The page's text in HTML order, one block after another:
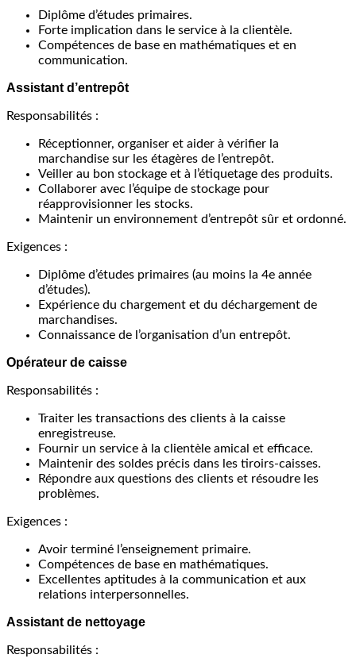
Diplôme d’études primaires.
Forte implication dans le service à la clientèle.
Compétences de base en mathématiques et en
communication.
Assistant d’entrepôt
Responsabilités :
Réceptionner, organiser et aider à vérifier la
marchandise sur les étagères de l’entrepôt.
Veiller au bon stockage et à l’étiquetage des produits.
Collaborer avec l’équipe de stockage pour
réapprovisionner les stocks.
Maintenir un environnement d’entrepôt sûr et ordonné.
Exigences :
Diplôme d’études primaires (au moins la 4e année
d’études).
Expérience du chargement et du déchargement de
marchandises.
Connaissance de l’organisation d’un entrepôt.
Opérateur de caisse
Responsabilités :
Traiter les transactions des clients à la caisse
enregistreuse.
Fournir un service à la clientèle amical et efficace.
Maintenir des soldes précis dans les tiroirs-caisses.
Répondre aux questions des clients et résoudre les
problèmes.
Exigences :
Avoir terminé l’enseignement primaire.
Compétences de base en mathématiques.
Excellentes aptitudes à la communication et aux
relations interpersonnelles.
Assistant de nettoyage
Responsabilités :